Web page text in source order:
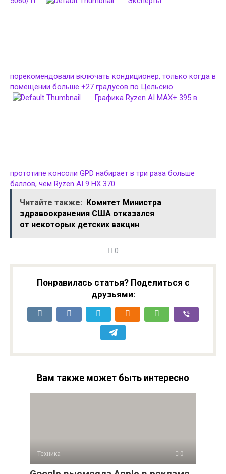
порекомендовали включать кондиционер, только когда в
помещении больше +27 градусов по Цельсию
Графика Ryzen AI MAX+ 395 в
прототипе консоли GPD набирает в три раза больше
баллов, чем Ryzen AI 9 HX 370
Читайте также: Комитет Министра
здравоохранения США отказался
от некоторых детских вакцин
0
Понравилась статья? Поделиться с
друзьями:
Вам также может быть интересно
Техника 0